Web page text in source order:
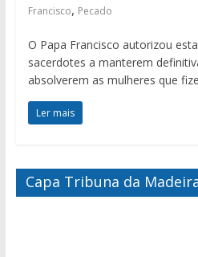
Francisco, Pecado
O Papa Francisco autorizou
sacerdotes a manterem
absolverem as mulheres que
Ler mais
Capa Tribuna da